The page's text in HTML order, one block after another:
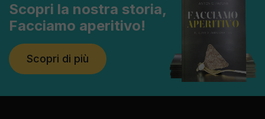
Scopri la nostra storia,
Facciamo aperitivo!
Scopri di più